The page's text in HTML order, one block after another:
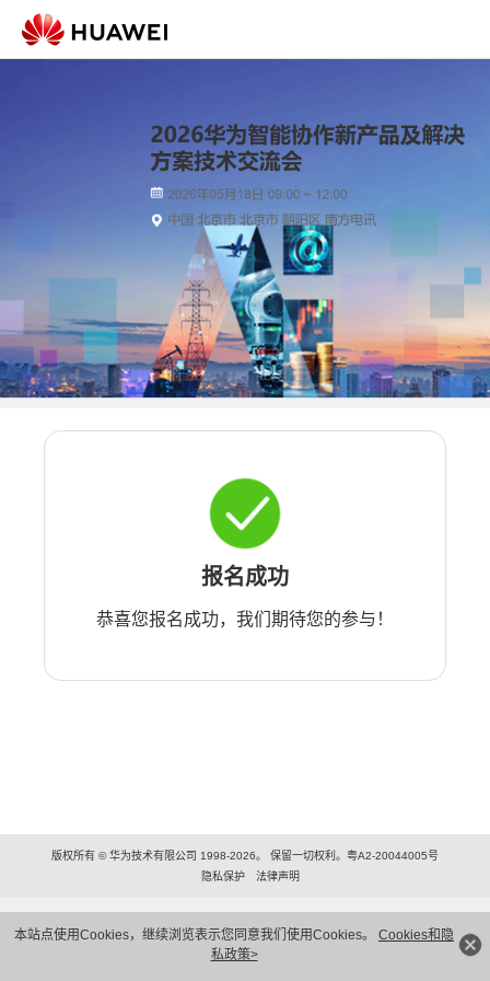
本站点使用Cookies，继续浏览表示您同意我们使用Cookies。 Cookies和隐
私政策>
报名成功
恭喜您报名成功，我们期待您的参与！
版权所有 © 华为技术有限公司 1998-2026。 保留一切权利。粤A2-20044005号
隐私保护
法律声明